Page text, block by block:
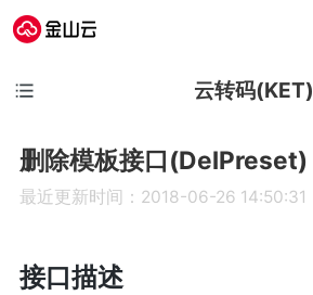
云转码(KET)
删除模板接口(DelPreset)
最近更新时间：2018-06-26 14:50:31
接口描述